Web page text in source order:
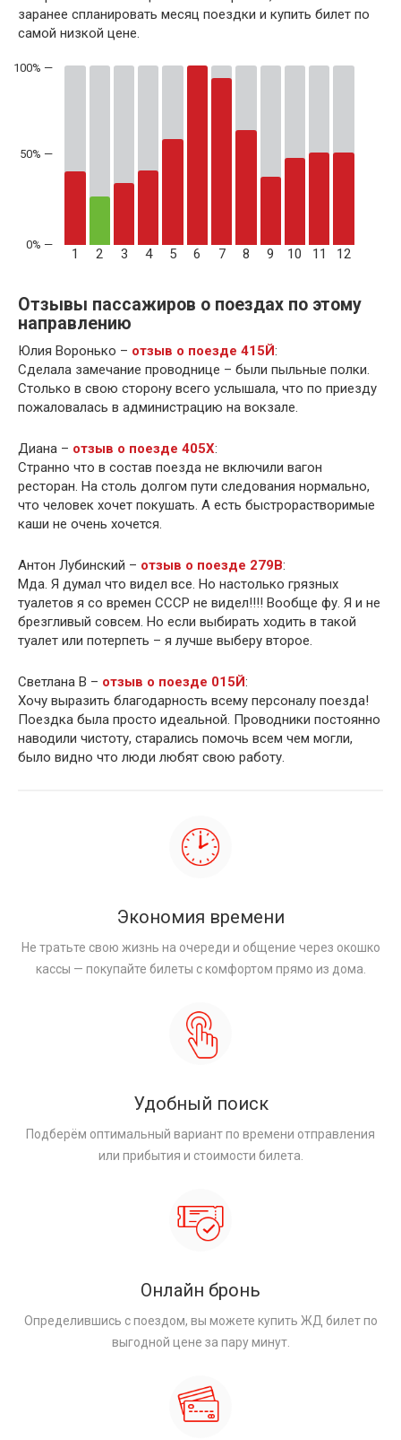
заранее спланировать месяц поездки и купить билет по
самой низкой цене.
50% —
1 2 3 4 5 6 7 8 9 10 11 12
Отзывы пассажиров о поездах по этому
направлению
Юлия Воронько – отзыв о поезде 415Й:
Сделала замечание проводнице – были пыльные полки.
Столько в свою сторону всего услышала, что по приезду
пожаловалась в администрацию на вокзале.
Диана – отзыв о поезде 405Х:
Странно что в состав поезда не включили вагон
ресторан. На столь долгом пути следования нормально,
что человек хочет покушать. А есть быстрорастворимые
каши не очень хочется.
Антон Лубинский – отзыв о поезде 279В:
Мда. Я думал что видел все. Но настолько грязных
туалетов я со времен СССР не видел!!!! Вообще фу. Я и не
брезгливый совсем. Но если выбирать ходить в такой
туалет или потерпеть – я лучше выберу второе.
Светлана В – отзыв о поезде 015Й:
Хочу выразить благодарность всему персоналу поезда!
Поездка была просто идеальной. Проводники постоянно
наводили чистоту, старались помочь всем чем могли,
было видно что люди любят свою работу.
Экономия времени
Не тратьте свою жизнь на очереди и общение через окошко
кассы — покупайте билеты с комфортом прямо из дома.
Удобный поиск
Подберём оптимальный вариант по времени отправления
или прибытия и стоимости билета.
Онлайн бронь
Определившись с поездом, вы можете купить ЖД билет по
выгодной цене за пару минут.